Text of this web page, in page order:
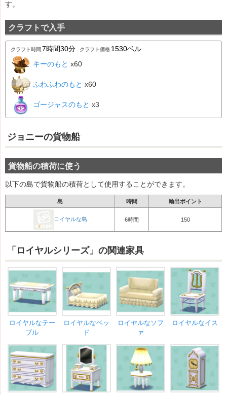
す。
クラフトで入手
クラフト時間 7時間30分 クラフト価格 1530ベル
キーのもと x60
ふわふわのもと x60
ゴージャスのもと x3
ジョニーの貨物船
貨物船の積荷に使う
以下の島で貨物船の積荷として使用することができます。
島 時間 輸出ポイント
ロイヤルな島 6時間 150
「ロイヤルシリーズ」の関連家具
ロイヤルなテー
ブル
ロイヤルなベッ
ド
ロイヤルなソフ
ァ
ロイヤルなイス